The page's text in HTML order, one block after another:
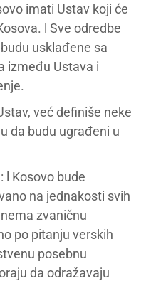
imati Ustav koji će
l Sve odredbe
usklađene sa
između Ustava i
već definiše neke
da budu ugrađeni u
l Kosovo bude
na jednakosti svih
zvaničnu
po pitanju verskih
posebnu
da odražavaju